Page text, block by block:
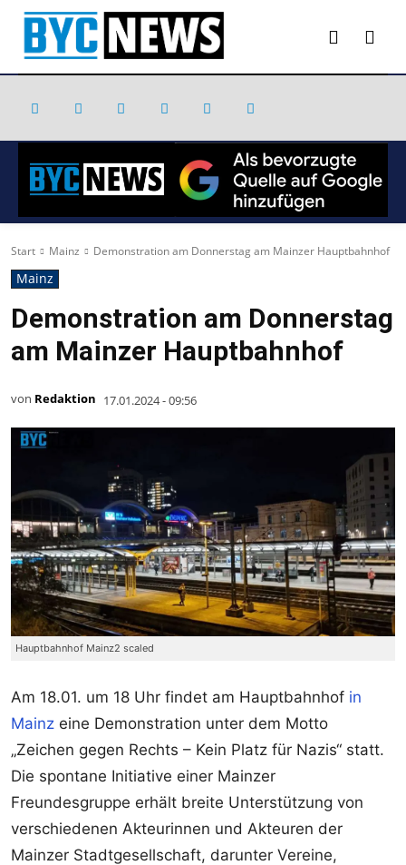
Start Mainz Demonstration am Donnerstag am Mainzer Hauptbahnhof
Mainz
Demonstration am Donnerstag
am Mainzer Hauptbahnhof
von Redaktion 17.01.2024 - 09:56
Hauptbahnhof Mainz2 scaled
Am 18.01. um 18 Uhr findet am Hauptbahnhof in
Mainz eine Demonstration unter dem Motto
„Zeichen gegen Rechts – Kein Platz für Nazis“ statt.
Die spontane Initiative einer Mainzer
Freundesgruppe erhält breite Unterstützung von
verschiedenen Akteurinnen und Akteuren der
Mainzer Stadtgesellschaft, darunter Vereine,